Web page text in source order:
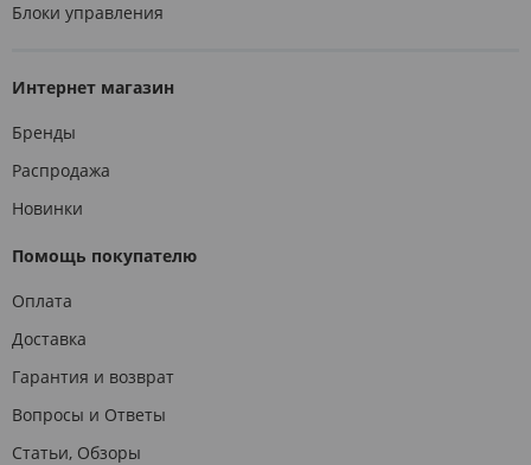
Блоки управления
Интернет магазин
Бренды
Распродажа
Новинки
Помощь покупателю
Оплата
Доставка
Гарантия и возврат
Вопросы и Ответы
Статьи, Обзоры